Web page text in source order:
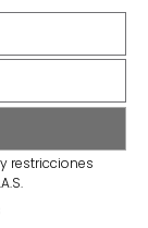
restricciones